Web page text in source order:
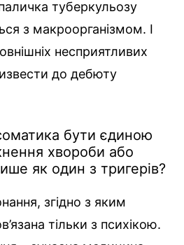
туберкульозу
з макроорганізмом. І
несприятливих
до дебюту
бути єдиною
хвороби або
як один з тригерів?
згідно з яким
тільки з психікою.